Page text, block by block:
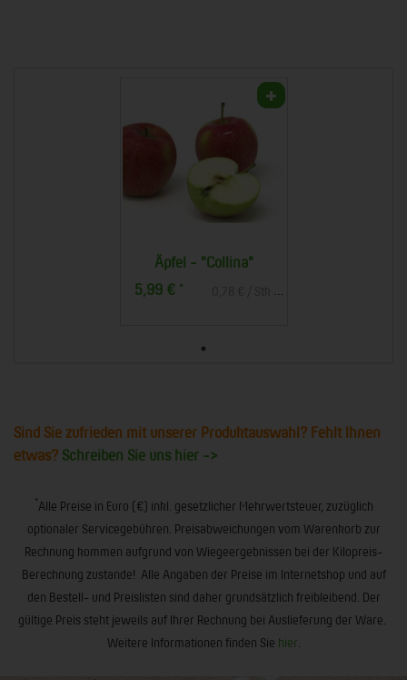
Äpfel - "Collina"
5,99 € *
Sind Sie zufrieden mit unserer Produktauswahl? Fehlt Ihnen
etwas? Schreiben Sie uns hier ->
*Alle Preise in Euro (€) inkl. gesetzlicher Mehrwertsteuer, zuzüglich
optionaler Servicegebühren. Preisabweichungen vom Warenkorb zur
Rechnung kommen aufgrund von Wiegeergebnissen bei der Kilopreis-
Berechnung zustande! Alle Angaben der Preise im Internetshop und auf
den Bestell- und Preislisten sind daher grundsätzlich freibleibend. Der
gültige Preis steht jeweils auf Ihrer Rechnung bei Auslieferung der Ware.
Weitere Informationen finden Sie hier